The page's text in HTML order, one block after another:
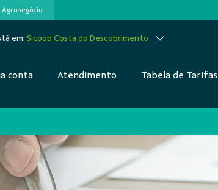
Agronegócio
em:Sicoob Costa do Descobrimento
conta Atendimento Tabela de Tarifas